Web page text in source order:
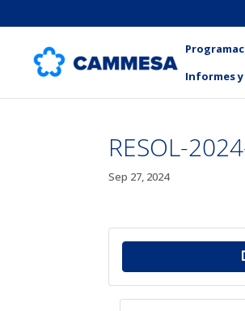
Informes
RESOL-
Sep 27, 2024